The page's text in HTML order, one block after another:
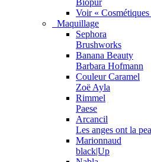
Biopur
Voir «
Maquillage
Sephora
Brushworks
Banana Beauty
Barbara Hofmann
Couleur Caramel
Zoë Ayla
Rimmel
Paese
Arcancil
Les anges ont la
Marionnaud
black|Up